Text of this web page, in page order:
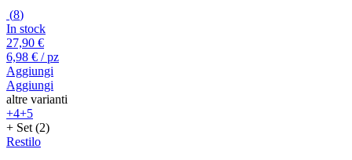
(8)
In stock
27,90 €
6,98 € / pz
Aggiungi
Aggiungi
altre varianti
+4+5
+ Set (2)
Restilo